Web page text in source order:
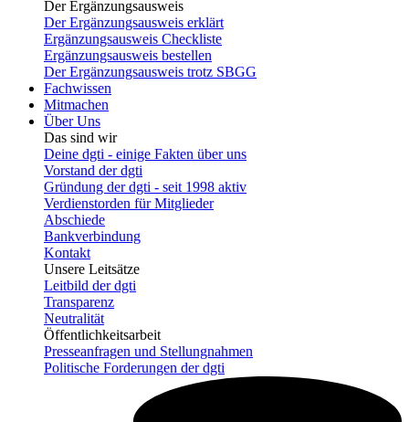
Der Ergänzungsausweis
Der Ergänzungsausweis erklärt
Ergänzungsausweis Checkliste
Ergänzungsausweis bestellen
Der Ergänzungsausweis trotz SBGG
Fachwissen
Mitmachen
Über Uns
Das sind wir
Deine dgti - einige Fakten über uns
Vorstand der dgti
Gründung der dgti - seit 1998 aktiv
Verdienstorden für Mitglieder
Abschiede
Bankverbindung
Kontakt
Unsere Leitsätze
Leitbild der dgti
Transparenz
Neutralität
Öffentlichkeitsarbeit
Presseanfragen und Stellungnahmen
Politische Forderungen der dgti